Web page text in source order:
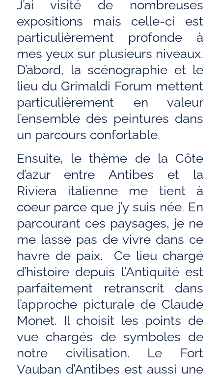
J’ai visité de nombreuses
expositions mais celle-ci est
particulièrement profonde à
mes yeux sur plusieurs niveaux.
D’abord, la scénographie et le
lieu du Grimaldi Forum mettent
particulièrement en valeur
l’ensemble des peintures dans
un parcours confortable.
Ensuite, le thème de la Côte
d’azur entre Antibes et la
Riviera italienne me tient à
coeur parce que j’y suis née. En
parcourant ces paysages, je ne
me lasse pas de vivre dans ce
havre de paix. Ce lieu chargé
d’histoire depuis l’Antiquité est
parfaitement retranscrit dans
l’approche picturale de Claude
Monet. Il choisit les points de
vue chargés de symboles de
notre civilisation. Le Fort
Vauban d’Antibes est aussi une